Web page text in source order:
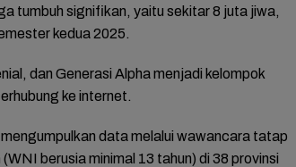
tumbuh signifikan, yaitu sekitar 8 juta jiwa,
kedua 2025.
dan Generasi Alpha menjadi kelompok
ke internet.
data melalui wawancara tatap
berusia minimal 13 tahun) di 38 provinsi